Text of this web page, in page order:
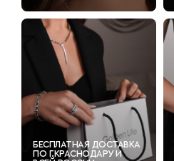
БЕСПЛАТНАЯ ДОСТАВКА
ПО Г.КРАСНОДАРУ И